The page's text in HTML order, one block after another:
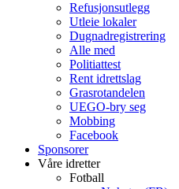
Refusjonsutlegg
Utleie lokaler
Dugnadregistrering
Alle med
Politiattest
Rent idrettslag
Grasrotandelen
UEGO-bry seg
Mobbing
Facebook
Sponsorer
Våre idretter
Fotball